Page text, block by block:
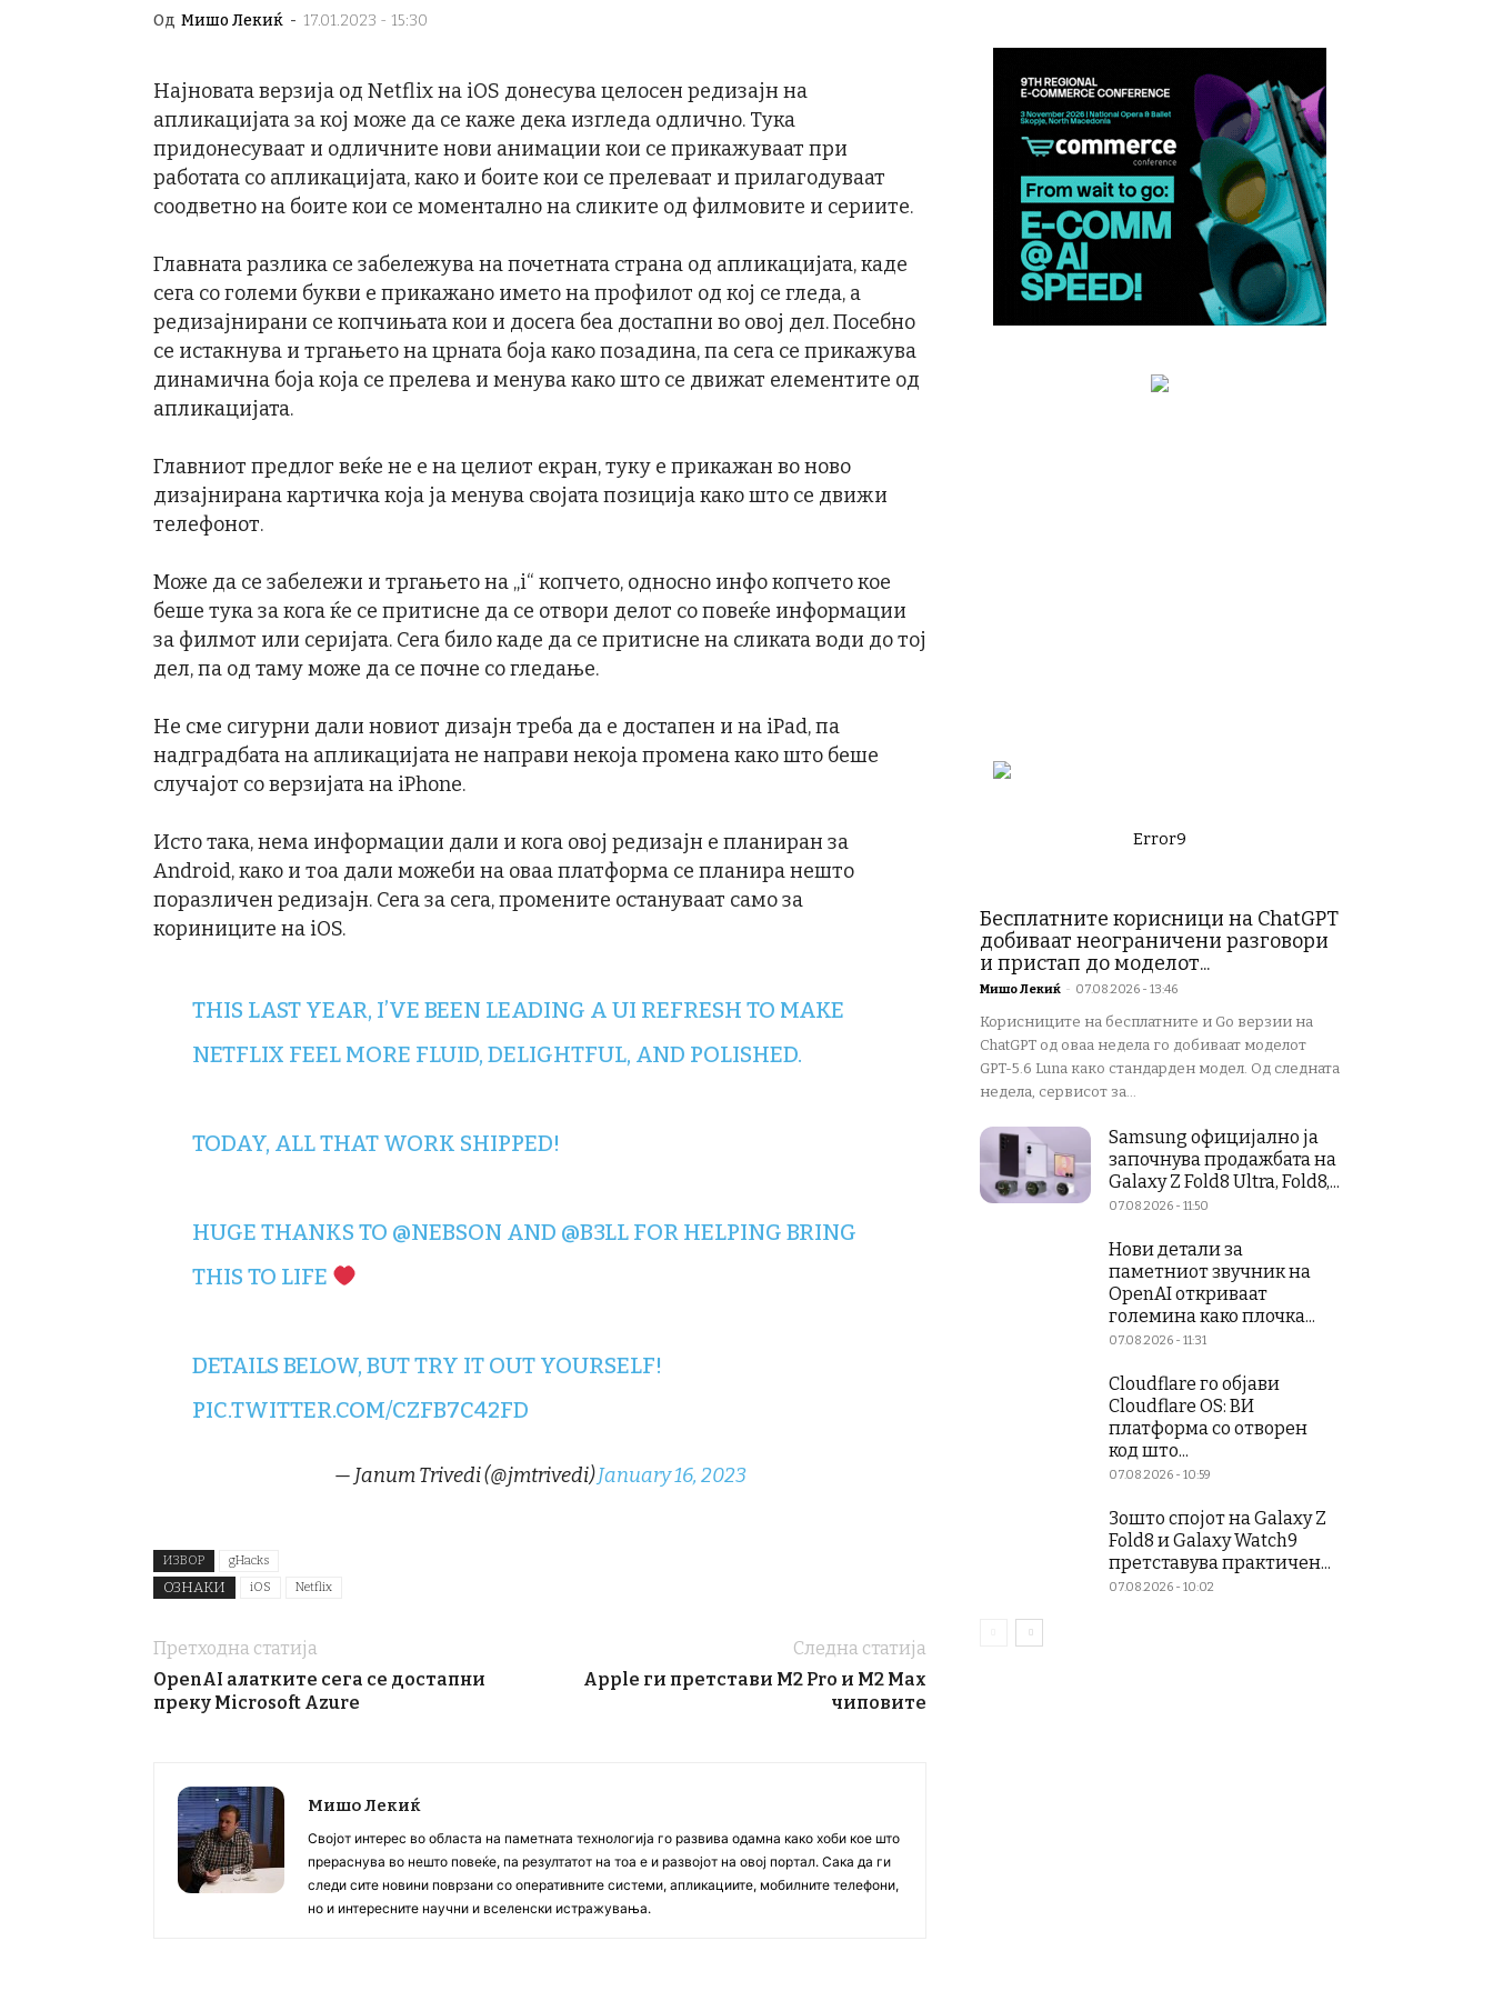
Од Мишо Лекиќ - 17.01.2023 - 15:30
Најновата верзија од Netflix на iOS донесува целосен редизајн на
апликацијата за кој може да се каже дека изгледа одлично. Тука
придонесуваат и одличните нови анимации кои се прикажуваат при
работата со апликацијата, како и боите кои се прелеваат и прилагодуваат
соодветно на боите кои се моментално на сликите од филмовите и сериите.
Главната разлика се забележува на почетната страна од апликацијата, каде
сега со големи букви е прикажано името на профилот од кој се гледа, а
редизајнирани се копчињата кои и досега беа достапни во овој дел. Посебно
се истакнува и тргањето на црната боја како позадина, па сега се прикажува
динамична боја која се прелева и менува како што се движат елементите од
апликацијата.
Главниот предлог веќе не е на целиот екран, туку е прикажан во ново
дизајнирана картичка која ја менува својата позиција како што се движи
телефонот.
Може да се забележи и тргањето на „i“ копчето, односно инфо копчето кое
беше тука за кога ќе се притисне да се отвори делот со повеќе информации
за филмот или серијата. Сега било каде да се притисне на сликата води до тој
дел, па од таму може да се почне со гледање.
Не сме сигурни дали новиот дизајн треба да е достапен и на iPad, па
надградбата на апликацијата не направи некоја промена како што беше
случајот со верзијата на iPhone.
Исто така, нема информации дали и кога овој редизајн е планиран за
Android, како и тоа дали можеби на оваа платформа се планира нешто
поразличен редизајн. Сега за сега, промените остануваат само за
кориниците на iOS.
THIS LAST YEAR, I’VE BEEN LEADING A UI REFRESH TO MAKE
NETFLIX FEEL MORE FLUID, DELIGHTFUL, AND POLISHED.
TODAY, ALL THAT WORK SHIPPED!
HUGE THANKS TO @NEBSON AND @B3LLFOR HELPING BRING
THIS TO LIFE
DETAILS BELOW, BUT TRY IT OUT YOURSELF!
PIC.TWITTER.COM/CZFB7C42FD
— Janum Trivedi (@jmtrivedi)January 16, 2023
ИЗВОР gHacks
ОЗНАКИ iOS Netflix
Претходна статија
OpenAI алатките сега се достапни
преку Microsoft Azure
Следна статија
Apple ги претстави M2 Pro и М2 Max
чиповите
Мишо Лекиќ
Својот интерес во областа на паметната технологија го развива одамна како хоби кое што
прераснува во нешто повеќе, па резултатот на тоа е и развојот на овој портал. Сака да ги
следи сите новини поврзани со оперативните системи, апликациите, мобилните телефони,
но и интересните научни и вселенски истражувања.
Error9
Бесплатните корисници на ChatGPT
добиваат неограничени разговори
и пристап до моделот...
Мишо Лекиќ - 07.08.2026 - 13:46
Корисниците на бесплатните и Go верзии на
ChatGPT од оваа недела го добиваат моделот
GPT-5.6 Luna како стандарден модел. Од следната
недела, сервисот за...
Samsung официјално ја
започнува продажбата на
Galaxy Z Fold8 Ultra, Fold8,...
07.08.2026 - 11:50
Нови детали за
паметниот звучник на
OpenAI откриваат
големина како плочка...
07.08.2026 - 11:31
Cloudflare го објави
Cloudflare OS: ВИ
платформа со отворен
код што...
07.08.2026 - 10:59
Зошто спојот на Galaxy Z
Fold8 и Galaxy Watch9
претставува практичен...
07.08.2026 - 10:02